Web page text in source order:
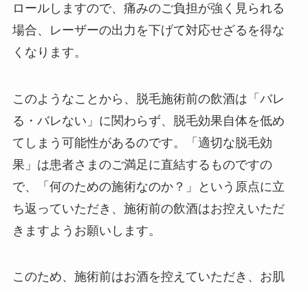
ロールしますので、痛みのご負担が強く見られる
場合、レーザーの出力を下げて対応せざるを得な
くなります。
このようなことから、脱毛施術前の飲酒は「バレ
る・バレない」に関わらず、脱毛効果自体を低め
てしまう可能性があるのです。「適切な脱毛効
果」は患者さまのご満足に直結するものですの
で、「何のための施術なのか？」という原点に立
ち返っていただき、施術前の飲酒はお控えいただ
きますようお願いします。
このため、施術前はお酒を控えていただき、お肌